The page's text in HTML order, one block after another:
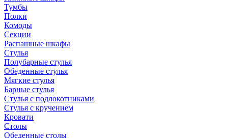
Тумбы
Полки
Комоды
Секции
Распашные шкафы
Стулья
Полубарные стулья
Обеденные стулья
Мягкие стулья
Барные стулья
Стулья с подлокотниками
Стулья с кручением
Кровати
Столы
Обеденные столы